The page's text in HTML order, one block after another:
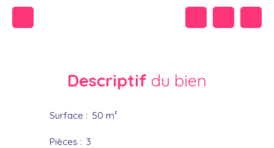
Descriptif du bien
Surface : 50 m²
Pièces : 3